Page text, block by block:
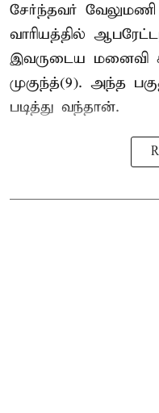
சேர்ந்தவர் வேலுமணி
வாரியத்தில்
இவருடைய மனைவி
முகுந்த்(9). அந்த
படித்து வந்தான்.